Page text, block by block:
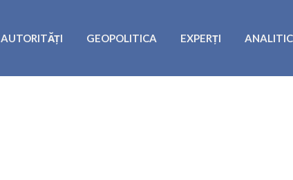
AUTORITĂȚI GEOPOLITICA EXPERȚI